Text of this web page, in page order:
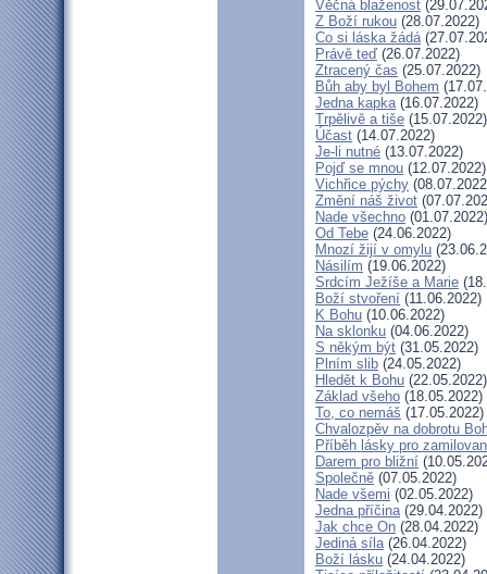
Věčná blaženost
Z Boží rukou (28.07.2022)
Co si láska žádá
Právě teď (26.07.2022)
Ztracený čas (25.07.2022)
Bůh aby byl Bohem
Jedna kapka(16.07.2022)
Trpělivě a tiše (15.07.2022)
Účast (14.07.2022)
Je-li nutné (13.07.2022)
Pojď se mnou (12.07.2022)
Vichřice pýchy
Změní náš život
Nade všechno (01.07.2022)
Od Tebe (24.06.2022)
Mnozí žijí v omylu
Násilím (19.06.2022)
Srdcím Ježíše a Marie
Boží stvoření (11.06.2022)
K Bohu (10.06.2022)
Na sklonku (04.06.2022)
S někým být (31.05.2022)
Plním slib (24.05.2022)
Hledět k Bohu (22.05.2022)
Základ všeho (18.05.2022)
To, co nemáš (17.05.2022)
Chvalozpěv na dobrotu
Příběh lásky pro
Darem pro bližní
Společně (07.05.2022)
Nade všemi (02.05.2022)
Jedna příčina(29.04.2022)
Jak chce On (28.04.2022)
Jediná síla(26.04.2022)
Boží lásku (24.04.2022)